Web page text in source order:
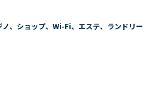
、ショップ、Wi-Fi、エステ、ランドリー